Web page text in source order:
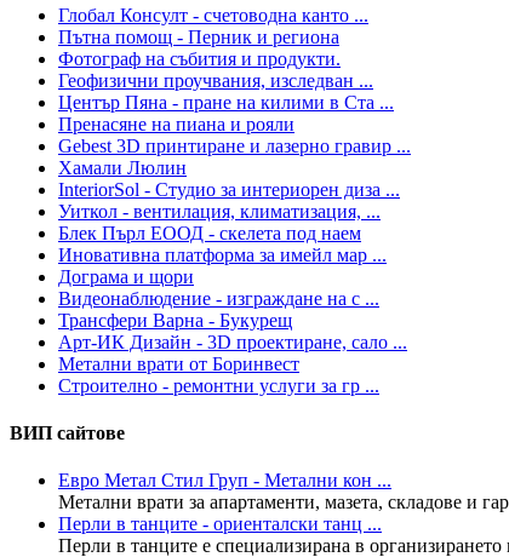
Глобал Консулт - счетоводна канто ...
Пътна помощ - Перник и региона
Фотограф на събития и продукти.
Геофизични проучвания, изследван ...
Център Пяна - пране на килими в Ста ...
Пренасяне на пиана и рояли
Gebest 3D принтиране и лазерно гравир ...
Хамали Люлин
InteriorSol - Студио за интериорен диза ...
Уиткол - вентилация, климатизация, ...
Блек Пърл ЕООД - скелета под наем
Иновативна платформа за имейл мар ...
Дограма и щори
Видеонаблюдение - изграждане на с ...
Трансфери Варна - Букурещ
Арт-ИК Дизайн - 3D проектиране, сало ...
Метални врати от Боринвест
Строително - ремонтни услуги за гр ...
ВИП сайтове
Евро Метал Стил Груп - Метални кон ...
Метални врати за апартаменти, мазета, складове и
Перли в танците - ориенталски танц ...
Перли в танците е специализирана в